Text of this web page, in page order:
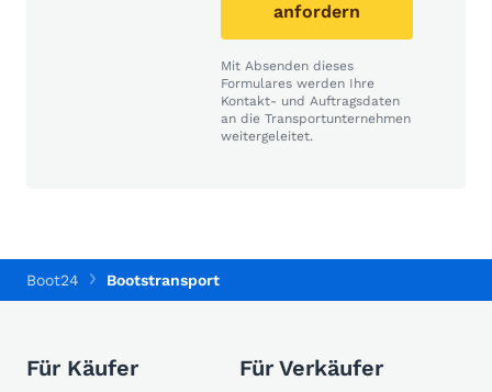
anfordern
Mit Absenden dieses
Formulares werden Ihre
Kontakt- und Auftragsdaten
an die Transportunternehmen
weitergeleitet.
Boot24 Bootstransport
Für Käufer Für Verkäufer